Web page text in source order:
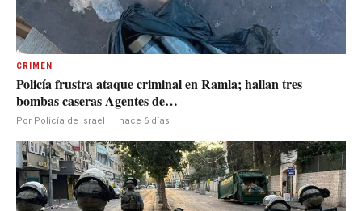
CRIMEN
Policía frustra ataque criminal en Ramla; hallan tres
bombas caseras Agentes de…
Por Policía de Israel · hace 6 días